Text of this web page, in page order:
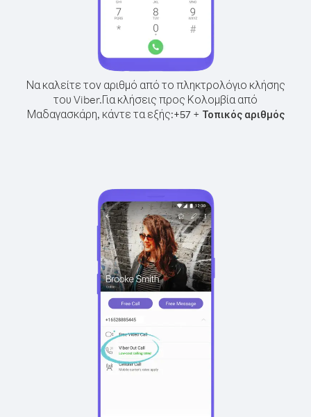
Να καλείτε τον αριθμό από το πληκτρολόγιο κλήσης
του Viber.Για κλήσεις προς Κολομβία από
Μαδαγασκάρη, κάντε τα εξής:+57+ Τοπικός αριθμός